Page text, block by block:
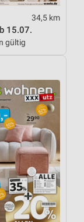
34,5 km
15.07.
gültig
von